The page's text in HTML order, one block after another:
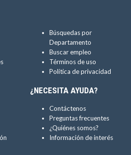
Búsquedas por
Departamento
Buscar empleo
Términos de uso
Política de privacidad
¿NECESITA AYUDA?
Contáctenos
Preguntas frecuentes
¿Quiénes somos?
Información de interés